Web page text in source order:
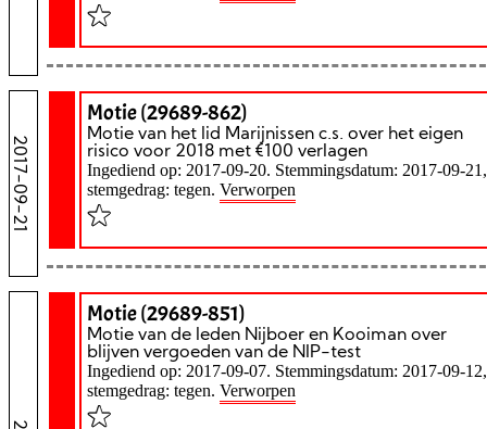
2017-09-21
Motie (29689-862)
Motie van het lid Marijnissen c.s. over het eigen
risico voor 2018 met €100 verlagen
Ingediend op: 2017-09-20. Stemmingsdatum: 2017-09-21,
stemgedrag: tegen. Verworpen
Motie (29689-851)
Motie van de leden Nijboer en Kooiman over
blijven vergoeden van de NIP-test
Ingediend op: 2017-09-07. Stemmingsdatum: 2017-09-12,
stemgedrag: tegen. Verworpen